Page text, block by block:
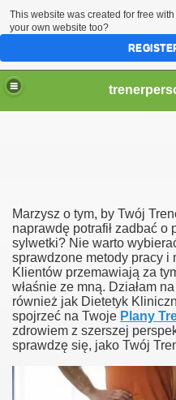
Marzysz o tym, by Twój
naprawdę potrafił zadbać
sylwetki? Nie warto
sprawdzone metody pracy i
Klientów przemawiają za
właśnie ze mną. Działam
również jak Dietetyk
spojrzeć na Twoje Plany
zdrowiem z szerszej
sprawdzę się, jako Twój
This website was created for free with
your own website too?